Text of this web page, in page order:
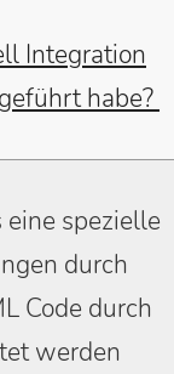
Integration
habe?
spezielle
durch
Code durch
werden